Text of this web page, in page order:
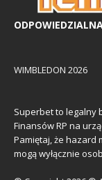
WIMBLEDON 2026
Superbet to legalny
Finansów RP na
Pamiętaj, że hazard
mogą wyłącznie